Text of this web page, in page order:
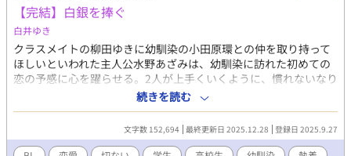
【完結】白銀を捧ぐ
白井ゆき
クラスメイトの柳田ゆきに幼馴染の小田原環との仲を取り持って
ほしいといわれた主人公水野あざみは、幼馴染に訪れた初めての
恋の予感に心を躍らせる。2人が上手くいくように、慣れないなり
に奮闘していたが、距離が縮まる2人をみて、環が好きだと自覚す
る。その瞬間、あざみの口から出てきたのは綺麗な花で
――……。 花吐き病の設定をお借りしています。 花吐き病の特性
上、嘔吐表現があります。 タイトルにて注意書きを行いますの
で、苦手な方はお気を付けください。
続きを読む
文字数 152,694 最終更新日 2025.12.28 登録日 2025.9.27